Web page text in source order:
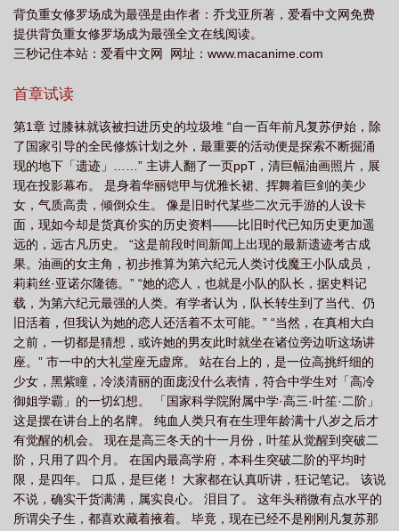
背负重女修罗场成为最强是由作者：乔戈亚所著，爱看中文网免费
提供背负重女修罗场成为最强全文在线阅读。
三秒记住本站：爱看中文网 网址：www.macanime.com
首章试读
第1章 过膝袜就该被扫进历史的垃圾堆 “自一百年前凡复苏伊始，除
了国家引导的全民修炼计划之外，最重要的活动便是探索不断掘涌
现的地下「遗迹」……” 主讲人翻了一页ppT，清巨幅油画照片，展
现在投影幕布。 是身着华丽铠甲与优雅长裙、挥舞着巨剑的美少
女，气质高贵，倾倒众生。 像是旧时代某些二次元手游的人设卡
面，现如今却是货真价实的历史资料——比旧时代已知历史更加遥
远的，远古凡历史。 “这是前段时间新闻上出现的最新遗迹考古成
果。油画的女主角，初步推算为第六纪元人类讨伐魔王小队成员，
莉莉丝·亚诺尔隆德。” “她的恋人，也就是小队的队长，据史料记
载，为第六纪元最强的人类。有学者认为，队长转生到了当代、仍
旧活着，但我认为她的恋人还活着不太可能。” “当然，在真相大白
之前，一切都是猜想，或许她的男友此时就坐在诸位旁边听这场讲
座。” 市一中的大礼堂座无虚席。 站在台上的，是一位高挑纤细的
少女，黑紫瞳，冷淡清丽的面庞没什么表情，符合中学生对「高冷
御姐学霸」的一切幻想。 「国家科学院附属中学·高三·叶笙·二阶」
这是摆在讲台上的名牌。 纯血人类只有在生理年龄满十八岁之后才
有觉醒的机会。 现在是高三冬天的十一月份，叶笙从觉醒到突破二
阶，只用了四个月。 在国内最高学府，本科生突破二阶的平均时
限，是四年。 口瓜，是巨佬！ 大家都在认真听讲，狂记笔记。 该说
不说，确实干货满满，属实良心。 泪目了。 这年头稍微有点水平的
所谓尖子生，都喜欢藏着掖着。 毕竟，现在已经不是刚刚凡复苏那